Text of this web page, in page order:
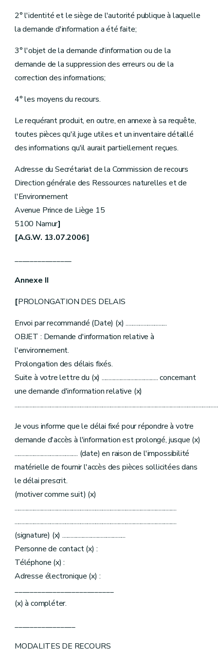
2° l'identité et le siège de l'autorité publique à laquelle
la demande d'information a été faite;
3° l'objet de la demande d'information ou de la
demande de la suppression des erreurs ou de la
correction des informations;
4° les moyens du recours.
Le requérant produit, en outre, en annexe à sa requête,
toutes pièces qu'il juge utiles et un inventaire détaillé
des informations qu'il aurait partiellement reçues.
Adresse du Secrétariat de la Commission de recours
Direction générale des Ressources naturelles et de
l'Environnement
Avenue Prince de Liège 15
5100 Namur]
[A.G.W. 13.07.2006]
_______________
Annexe II
[PROLONGATION DES DELAIS
Envoi par recommandé (Date) (x) ..............................
OBJET : Demande d'information relative à
l'environnement.
Prolongation des délais fixés.
Suite à votre lettre du (x) ......................................... concernant
une demande d'information relative (x)
Je vous informe que le délai fixé pour répondre à votre
demande d'accès à l'information est prolongé, jusque (x)
.............................................. (date) en raison de l'impossibilité
matérielle de fournir l'accès des pièces sollicitées dans
le délai prescrit.
(motiver comme suit) (x)
......................................................................................................................
......................................................................................................................
(signature) (x) ..............................................
Personne de contact (x) :
Téléphone (x) :
Adresse électronique (x) :
__________________________
(x) à compléter.
________________
MODALITES DE RECOURS